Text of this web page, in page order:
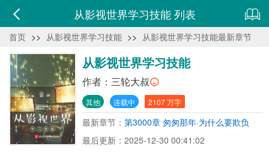
从影视世界学习技能 列表
首页 >> 从影视世界学习技能 >> 从影视世界学习技能最新章节
从影视世界学习技能
作者： 三轮大叔
其他 连载中 2107 万字
最新章节： 第3000章 匆匆那年·为什么要欺负
她！
最后更新：2025-12-30 00:41:02